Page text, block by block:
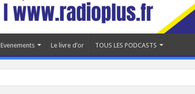
Evenements Le livre d’or TOUS LES PODCASTS